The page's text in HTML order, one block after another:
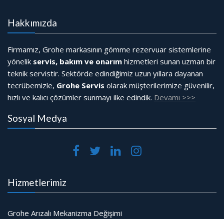
Hakkımızda
Firmamız, Grohe markasının gömme rezervuar sistemlerine
yönelik servis, bakım ve onarım hizmetleri sunan uzman bir
teknik servistir. Sektörde edindiğimiz uzun yıllara dayanan
tecrübemizle, Grohe Servis olarak müşterilerimize güvenilir,
hızlı ve kalıcı çözümler sunmayı ilke edindik. Devamı >>>
Sosyal Medya
Hizmetlerimiz
Grohe Arızalı Mekanizma Değişimi